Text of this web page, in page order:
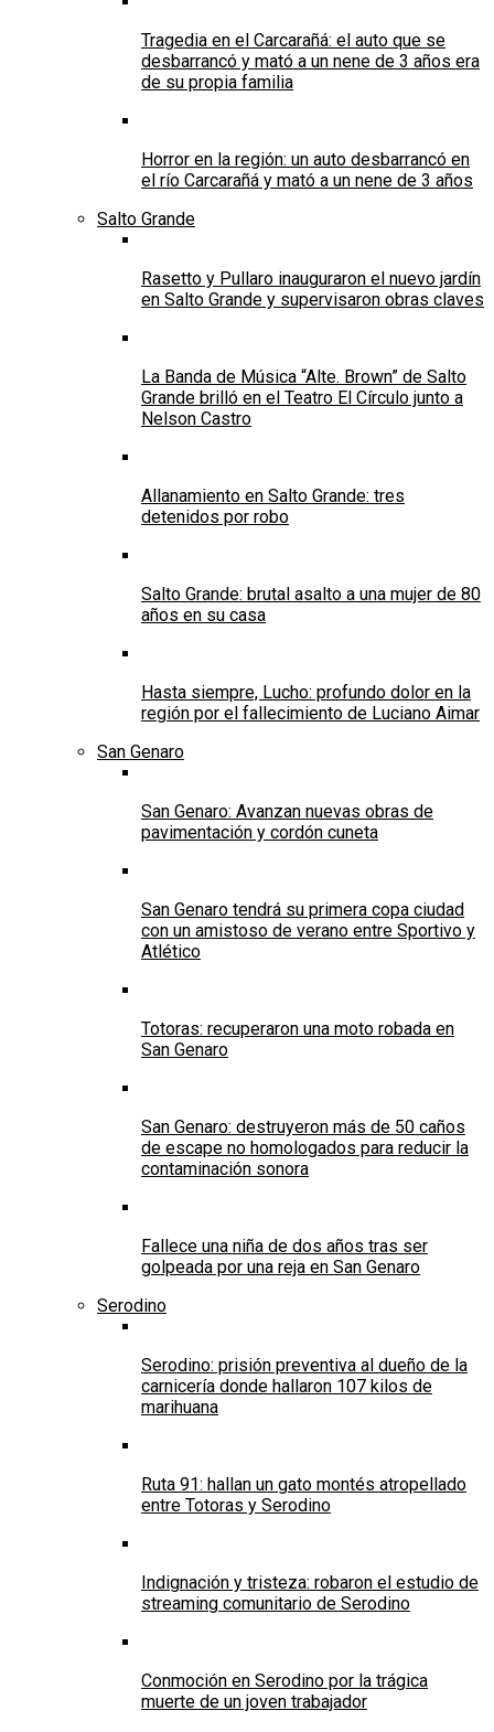
Tragedia en el Carcarañá: el auto que se
desbarrancó y mató a un nene de 3 años era
de su propia familia
Horror en la región: un auto desbarrancó en
el río Carcarañá y mató a un nene de 3 años
Salto Grande
Rasetto y Pullaro inauguraron el nuevo jardín
en Salto Grande y supervisaron obras claves
La Banda de Música “Alte. Brown” de Salto
Grande brilló en el Teatro El Círculo junto a
Nelson Castro
Allanamiento en Salto Grande: tres
detenidos por robo
Salto Grande: brutal asalto a una mujer de 80
años en su casa
Hasta siempre, Lucho: profundo dolor en la
región por el fallecimiento de Luciano Aimar
San Genaro
San Genaro: Avanzan nuevas obras de
pavimentación y cordón cuneta
San Genaro tendrá su primera copa ciudad
con un amistoso de verano entre Sportivo y
Atlético
Totoras: recuperaron una moto robada en
San Genaro
San Genaro: destruyeron más de 50 caños
de escape no homologados para reducir la
contaminación sonora
Fallece una niña de dos años tras ser
golpeada por una reja en San Genaro
Serodino
Serodino: prisión preventiva al dueño de la
carnicería donde hallaron 107 kilos de
marihuana
Ruta 91: hallan un gato montés atropellado
entre Totoras y Serodino
Indignación y tristeza: robaron el estudio de
streaming comunitario de Serodino
Conmoción en Serodino por la trágica
muerte de un joven trabajador